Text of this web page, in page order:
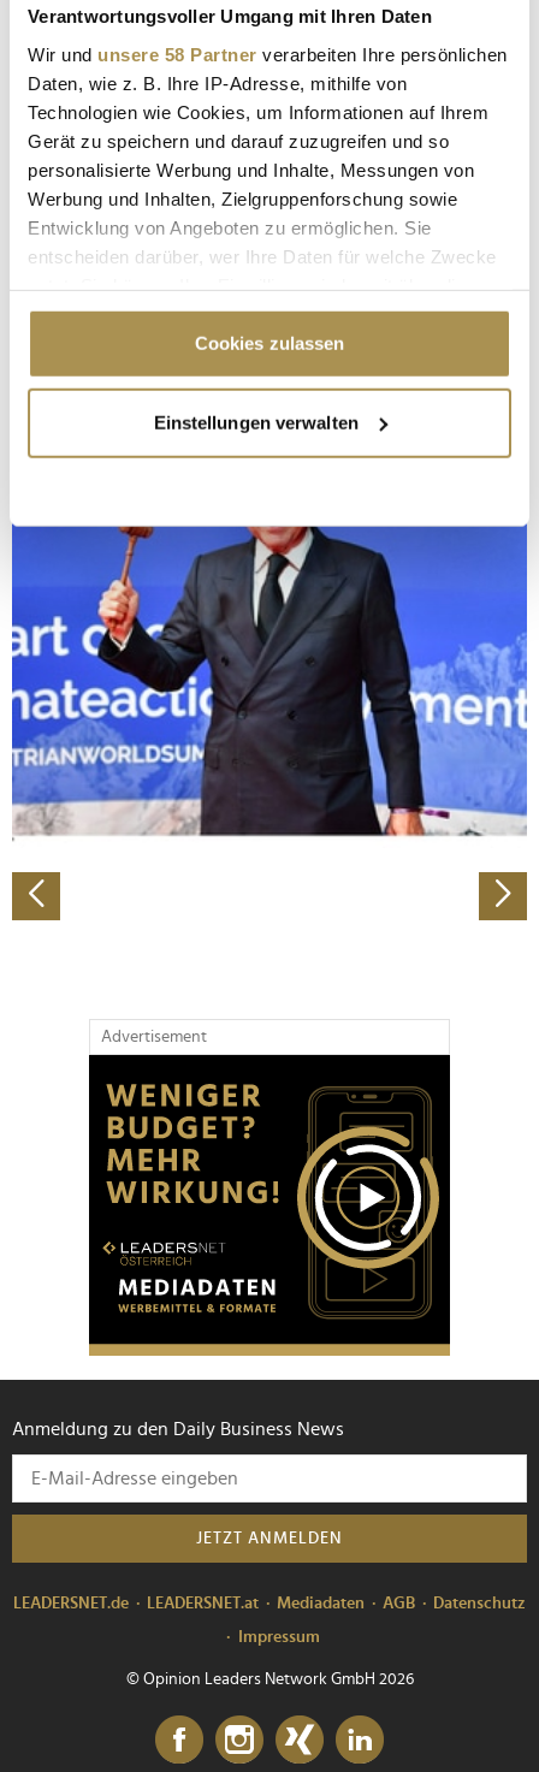
Verantwortungsvoller Umgang mit Ihren Daten
Wir und unsere 58 Partner verarbeiten Ihre persönlichen
Daten, wie z. B. Ihre IP-Adresse, mithilfe von
Technologien wie Cookies, um Informationen auf Ihrem
Gerät zu speichern und darauf zuzugreifen und so
personalisierte Werbung und Inhalte, Messungen von
Werbung und Inhalten, Zielgruppenforschung sowie
Entwicklung von Angeboten zu ermöglichen. Sie
entscheiden darüber, wer Ihre Daten für welche Zwecke
Cookie-Erklärung oder durch Klicken auf das Privacy
Trigger Symbol ändern oder widerrufen
Informationen über Ihre geografische Lage
erfassen, welche bis auf einige Meter genau sein
bestimmten Merkmalen (Fingerprinting) identifizieren
Erfahren Sie mehr darüber, wie Ihre persönlichen Daten
verarbeitet werden, und legen Sie Ihre Präferenzen im
Abschnitt Einzelheitenfest.
Wir verwenden Cookies, um Inhalte und Anzeigen zu
personalisieren, Funktionen für soziale Medien anbieten
zu können und die Zugriffe auf unsere Website zu
analysieren. Außerdem geben wir Informationen zu Ihrer
Verwendung unserer Website an unsere Partner für
soziale Medien, Werbung und Analysen weiter. Unsere
Partner führen diese Informationen möglicherweise mit
weiteren Daten zusammen, die Sie ihnen bereitgestellt
Cookies zulassen
Einstellungen verwalten
Advertisement
Anmeldung zu den Daily Business News
JETZT ANMELDEN
LEADERSNET.de LEADERSNET.at Mediadaten AGB
Datenschutz
Impressum
© Opinion Leaders Network GmbH 2026